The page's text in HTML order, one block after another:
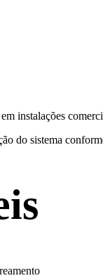
instalações
do sistema